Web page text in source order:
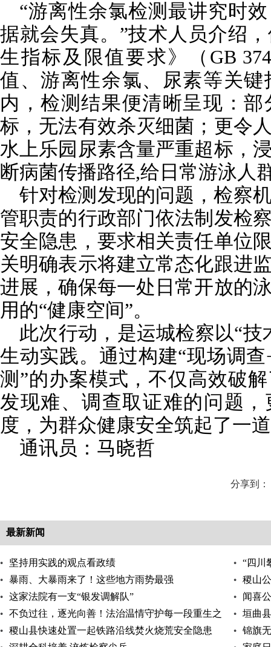
“游离性余氯检测最讲究时
据就会失真。”技术人员介绍
生指标及限值要求》（GB
值、游离性余氯、尿素等关
内，检测结果便清晰呈现：
标，无法有效杀灭细菌；更令
水上乐园尿素含量严重超标，
断病菌传播路径,给日常游泳
针对检测发现的问题，检察
管职责的行政部门依法制发检
安全隐患，要求相关责任单位
关明确表示将建立常态化跟进
进展，确保每一处日常开放的
用的“健康空间”。
此次行动，是运城检察以“
生动实践。通过构建“现场调
测”的办案模式，不仅高效破
发现难、调查取证难的问题
度，为群众健康安全筑起了一
通讯员：马晓哲
分享到：
最新新闻
坚持用实践的观点看政绩
“四川
暴雨、大暴雨来了！这些地方雨势最强
稷山
这家法院有一支“银发调解队”
闻喜
不负过往，逐光向善！法治温情守护每一段重生之
路
垣曲
稷山县快速处置一起铁路沿线焚火烧荒安全隐患
锦旗